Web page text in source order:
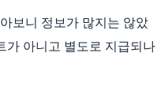
보니 정보가 많지는 않았
가 아니고 별도로 지급되나